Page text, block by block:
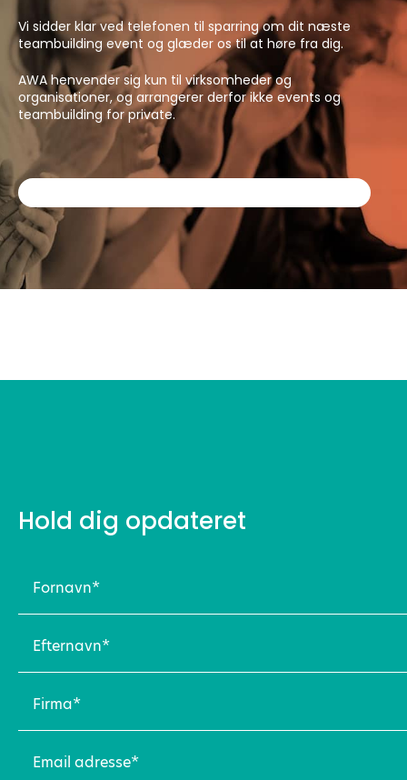
Vi sidder klar ved telefonen til sparring om dit næste
teambuilding event og glæder os til at høre fra dig.
AWA henvender sig kun til virksomheder og
organisationer, og arrangerer derfor ikke events og
teambuilding for private.
Hold dig opdateret
(Påkrævet)
(Påkrævet)
(Påkrævet)
adresse